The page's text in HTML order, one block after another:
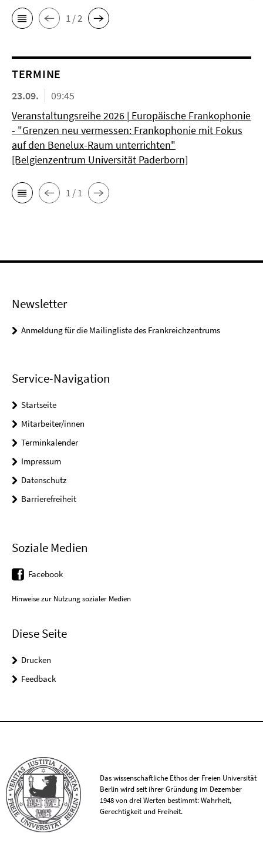
1 / 2
TERMINE
23.09.
09:45
Veranstaltungsreihe 2026 | Europäische Frankophonie
- "Grenzen neu vermessen: Frankophonie mit Fokus
auf den Benelux-Raum unterrichten"
[Belgienzentrum Universität Paderborn]
1 / 1
Newsletter
Anmeldung für die Mailingliste des Frankreichzentrums
Service-Navigation
Startseite
Mitarbeiter/innen
Terminkalender
Impressum
Datenschutz
Barrierefreiheit
Soziale Medien
Facebook
Hinweise zur Nutzung sozialer Medien
Diese Seite
Drucken
Feedback
Das wissenschaftliche Ethos der Freien Universität
Berlin wird seit ihrer Gründung im Dezember
1948 von drei Werten bestimmt: Wahrheit,
Gerechtigkeit und Freiheit.